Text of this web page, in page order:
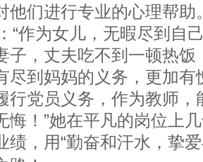
他们进行专业的心理帮助
“作为女儿，无暇尽到自
子，丈夫吃不到一顿热饭
尽到妈妈的义务，更加有
行党员义务 ， 作为教师 ，
悔！ ”她在平凡的岗位上
绩，用“勤奋和汗水，挚